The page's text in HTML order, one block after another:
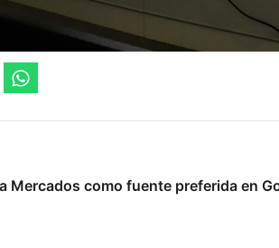
Mercados como fuente preferida en